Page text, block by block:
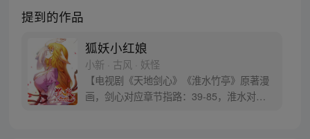
提到的作品
狐妖小红娘
小新 · 古风 · 妖怪
【电视剧《天地剑心》《淮水竹亭》原著漫
画，剑心对应章节指路：39-85，淮水对应